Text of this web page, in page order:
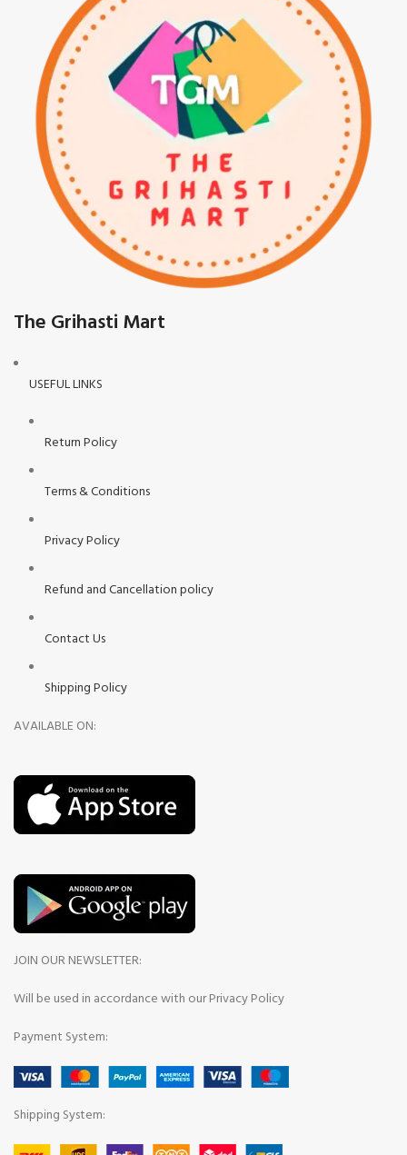
The Grihasti Mart
USEFUL LINKS
Return Policy
Terms & Conditions
Privacy Policy
Refund and Cancellation policy
Contact Us
Shipping Policy
AVAILABLE ON:
JOIN OUR NEWSLETTER:
Will be used in accordance with our Privacy Policy
Payment System:
Shipping System: